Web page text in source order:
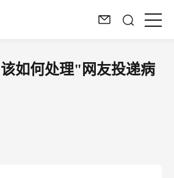
如何处理"网友投递病